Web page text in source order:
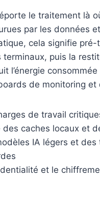
le traitement là
par les données
cela signifie
puis la
l’énergie
de monitoring et
de travail
des caches locaux et
IA légers et
et le